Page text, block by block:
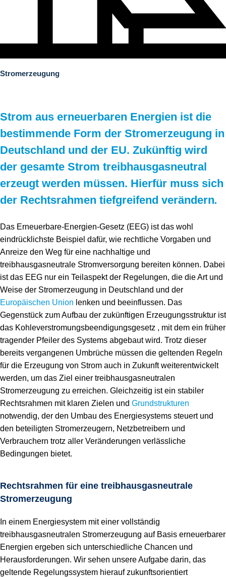
Wasserstoff
Publikationen
News
Blog
Karriere
Stiftungsporträt
Team
Bibliothek
Newsletter
Infomaterial
Schriften zum Umweltenergierecht
Stromerzeugung
Strom aus erneuerbaren Energien ist die
bestimmende Form der Stromerzeugung in
Deutschland und der EU. Zukünftig wird
der gesamte Strom treibhausgasneutral
erzeugt werden müssen. Hierfür muss sich
der Rechtsrahmen tiefgreifend verändern.
Das Erneuerbare-Energien-Gesetz (EEG) ist das wohl
eindrücklichste Beispiel dafür, wie rechtliche Vorgaben und
Anreize den Weg für eine nachhaltige und
treibhausgasneutrale Stromversorgung bereiten können. Dabei
ist das EEG nur ein Teilaspekt der Regelungen, die die Art und
Weise der Stromerzeugung in Deutschland und der
Europäischen Union lenken und beeinflussen. Das
Gegenstück zum Aufbau der zukünftigen Erzeugungsstruktur ist
das Kohleverstromungsbeendigungsgesetz , mit dem ein früher
tragender Pfeiler des Systems abgebaut wird. Trotz dieser
bereits vergangenen Umbrüche müssen die geltenden Regeln
für die Erzeugung von Strom auch in Zukunft weiterentwickelt
werden, um das Ziel einer treibhausgasneutralen
Stromerzeugung zu erreichen. Gleichzeitig ist ein stabiler
Rechtsrahmen mit klaren Zielen und Grundstrukturen
notwendig, der den Umbau des Energiesystems steuert und
den beteiligten Stromerzeugern, Netzbetreibern und
Verbrauchern trotz aller Veränderungen verlässliche
Bedingungen bietet.
Rechtsrahmen für eine treibhausgasneutrale
Stromerzeugung
In einem Energiesystem mit einer vollständig
treibhausgasneutralen Stromerzeugung auf Basis erneuerbarer
Energien ergeben sich unterschiedliche Chancen und
Herausforderungen. Wir sehen unsere Aufgabe darin, das
geltende Regelungssystem hierauf zukunftsorientiert